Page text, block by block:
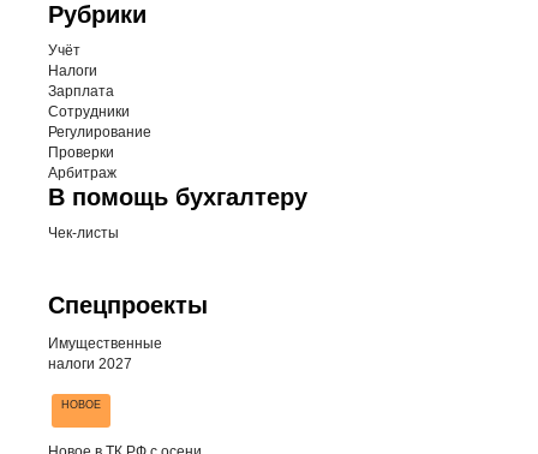
Рубрики
Учёт
Налоги
Зарплата
Сотрудники
Регулирование
Проверки
Арбитраж
В помощь бухгалтеру
Чек-листы
Спецпроекты
Имущественные
налоги 2027
НОВОЕ